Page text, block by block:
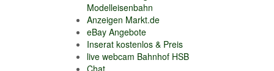
Modelleisenbahn
Anzeigen Markt.de
eBay Angebote
Inserat kostenlos & Preis
live webcam Bahnhof HSB
Chat